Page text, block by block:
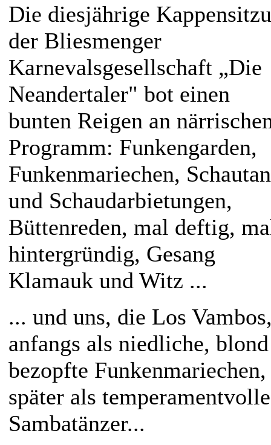
Die diesjährige
der Bliesmenger
Karnevalsgesellschaft „Die
Neandertaler" bot einen
bunten Reigen an
Programm: Funkengarden,
Funkenmariechen,
und Schaudarbietungen,
Büttenreden, mal deftig,
hintergründig, Gesang
Klamauk und Witz ...
... und uns, die Los
anfangs als niedliche, blond
bezopfte Funkenmariechen,
später als temperamentvolle
Sambatänzer...